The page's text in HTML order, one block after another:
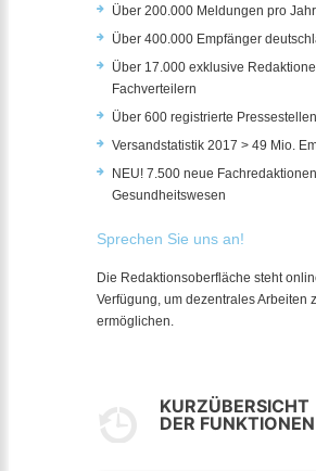
Über 200.000 Meldungen pro Jahr
Über 400.000 Empfänger
Über 17.000 exklusive
Fachverteilern
Über 600 registrierte Pressestellen
Versandstatistik 2017 > 49 Mio.
NEU! 7.500 neue
Gesundheitswesen
Sprechen Sie uns an!
Die Redaktionsoberfläche steht
Verfügung, um dezentrales Arbeiten
ermöglichen.
KURZÜBERSICHT
DER FUNKTIONEN